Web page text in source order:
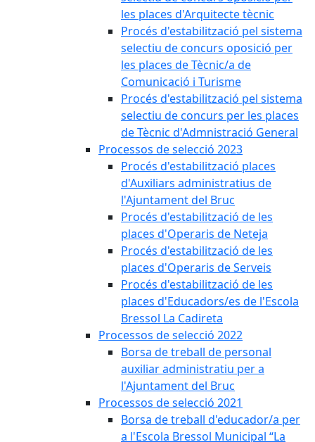
les places d'Arquitecte tècnic
Procés d'estabilització pel sistema
selectiu de concurs oposició per
les places de Tècnic/a de
Comunicació i Turisme
Procés d'estabilització pel sistema
selectiu de concurs per les places
de Tècnic d'Admnistració General
Processos de selecció 2023
Procés d'estabilització places
d'Auxiliars administratius de
l'Ajuntament del Bruc
Procés d'estabilització de les
places d'Operaris de Neteja
Procés d'estabilització de les
places d'Operaris de Serveis
Procés d'estabilització de les
places d'Educadors/es de l'Escola
Bressol La Cadireta
Processos de selecció 2022
Borsa de treball de personal
auxiliar administratiu per a
l'Ajuntament del Bruc
Processos de selecció 2021
Borsa de treball d'educador/a per
a l'Escola Bressol Municipal “La